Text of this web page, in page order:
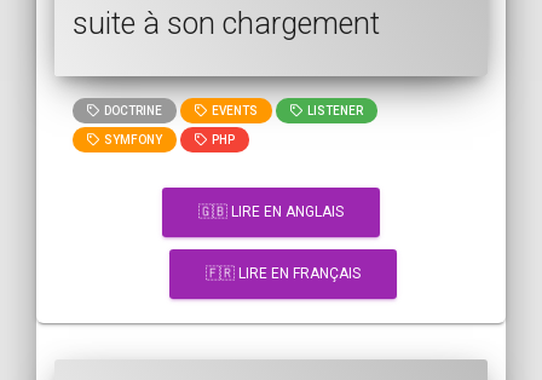
suite à son chargement
DOCTRINE EVENTS LISTENER
SYMFONY PHP
🇬🇧 LIRE EN ANGLAIS
🇫🇷 LIRE EN FRANÇAIS